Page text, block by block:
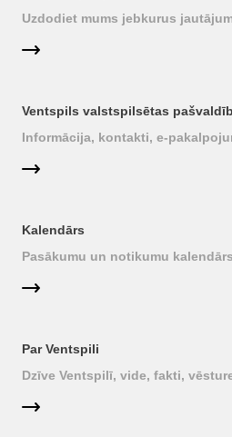
Uzdodiet mums jebkurus
Ventspils valstspilsētas
Informācija, kontakti, e-
Kalendārs
Pasākumu un notikumu kalendārs
Par Ventspili
Dzīve Ventspilī, vide, fakti,